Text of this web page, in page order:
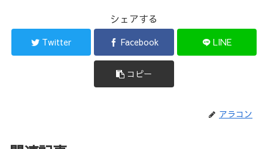
シェアする
Twitter Facebook LINE
コピー
アラコン